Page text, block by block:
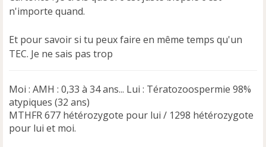
g
n
o
n
n'importe quand.
Et pour savoir si tu peux faire en même temps qu'un
TEC. Je ne sais pas trop
Moi : AMH : 0,33 à 34 ans... Lui : Tératozoospermie 98%
atypiques (32 ans)
MTHFR 677 hétérozygote pour lui / 1298 hétérozygote
pour lui et moi.